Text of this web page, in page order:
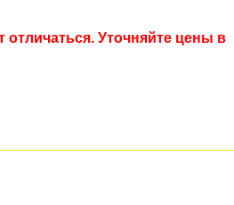
Уточняйте цены в